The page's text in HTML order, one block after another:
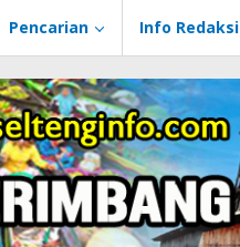
Pencarian Info Redaksi